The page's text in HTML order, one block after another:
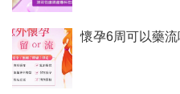
懷孕6周可以藥